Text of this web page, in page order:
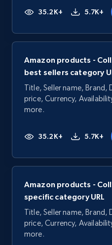
35.2K+ 5.7K+
Amazon products -
best sellers category
Title, Seller name, Brand,
price, Currency,
more.
35.2K+ 5.7K+
Amazon products -
specific category URL
Title, Seller name, Brand,
price, Currency,
more.